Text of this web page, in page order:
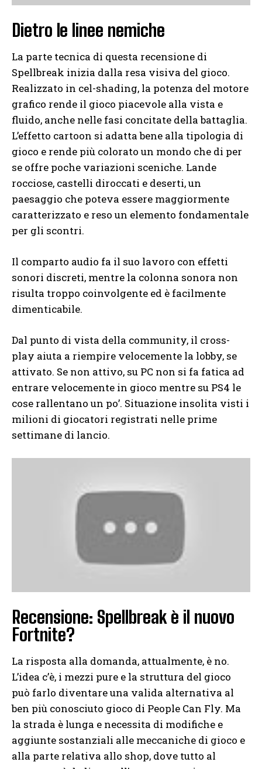
Dietro le linee nemiche
La parte tecnica di questa recensione di
Spellbreak inizia dalla resa visiva del gioco.
Realizzato in cel-shading, la potenza del motore
grafico rende il gioco piacevole alla vista e
fluido, anche nelle fasi concitate della battaglia.
L’effetto cartoon si adatta bene alla tipologia di
gioco e rende più colorato un mondo che di per
se offre poche variazioni sceniche. Lande
rocciose, castelli diroccati e deserti, un
paesaggio che poteva essere maggiormente
caratterizzato e reso un elemento fondamentale
per gli scontri.
Il comparto audio fa il suo lavoro con effetti
sonori discreti, mentre la colonna sonora non
risulta troppo coinvolgente ed è facilmente
dimenticabile.
Dal punto di vista della community, il cross-
play aiuta a riempire velocemente la lobby, se
attivato. Se non attivo, su PC non si fa fatica ad
entrare velocemente in gioco mentre su PS4 le
cose rallentano un po’. Situazione insolita visti i
milioni di giocatori registrati nelle prime
settimane di lancio.
Recensione: Spellbreak è il nuovo
Fortnite?
La risposta alla domanda, attualmente, è no.
L’idea c’è, i mezzi pure e la struttura del gioco
può farlo diventare una valida alternativa al
ben più conosciuto gioco di People Can Fly. Ma
la strada è lunga e necessita di modifiche e
aggiunte sostanziali alle meccaniche di gioco e
alla parte relativa allo shop, dove tutto al